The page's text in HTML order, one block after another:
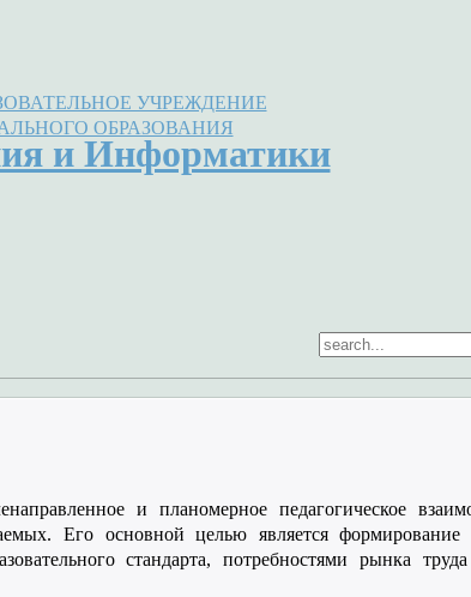
УЧРЕЖДЕНИЕ
ОБРАЗОВАНИЯ
и Информатики
и планомерное педагогическое
Его основной целью является формирование
стандарта, потребностями рынка